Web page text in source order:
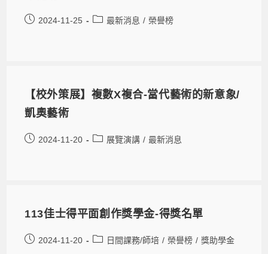
2024-11-25 最新消息 / 榮譽榜
【校外策展】複數X複合-當代藝術的新意象/
凱奧藝術
2024-11-20 展覽演講 / 最新消息
113佳士得平面創作獎學金-得獎名單
2024-11-20 日間課務/師培 / 榮譽榜 / 獎助學金